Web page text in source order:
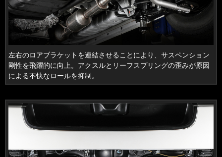
左右のロアブラケットを連結させることにより、サスペンション
剛性を飛躍的に向上。アクスルとリーフスプリングの歪みが原因
による不快なロールを抑制。